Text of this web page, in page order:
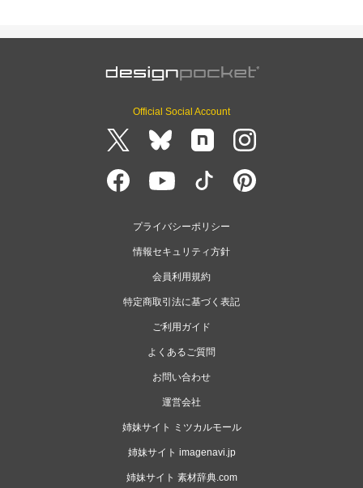
Official Social Account
プライバシーポリシー
情報セキュリティ方針
会員利用規約
特定商取引法に基づく表記
ご利用ガイド
よくあるご質問
お問い合わせ
運営会社
姉妹サイト ミツカルモール
姉妹サイト imagenavi.jp
姉妹サイト 素材辞典.com